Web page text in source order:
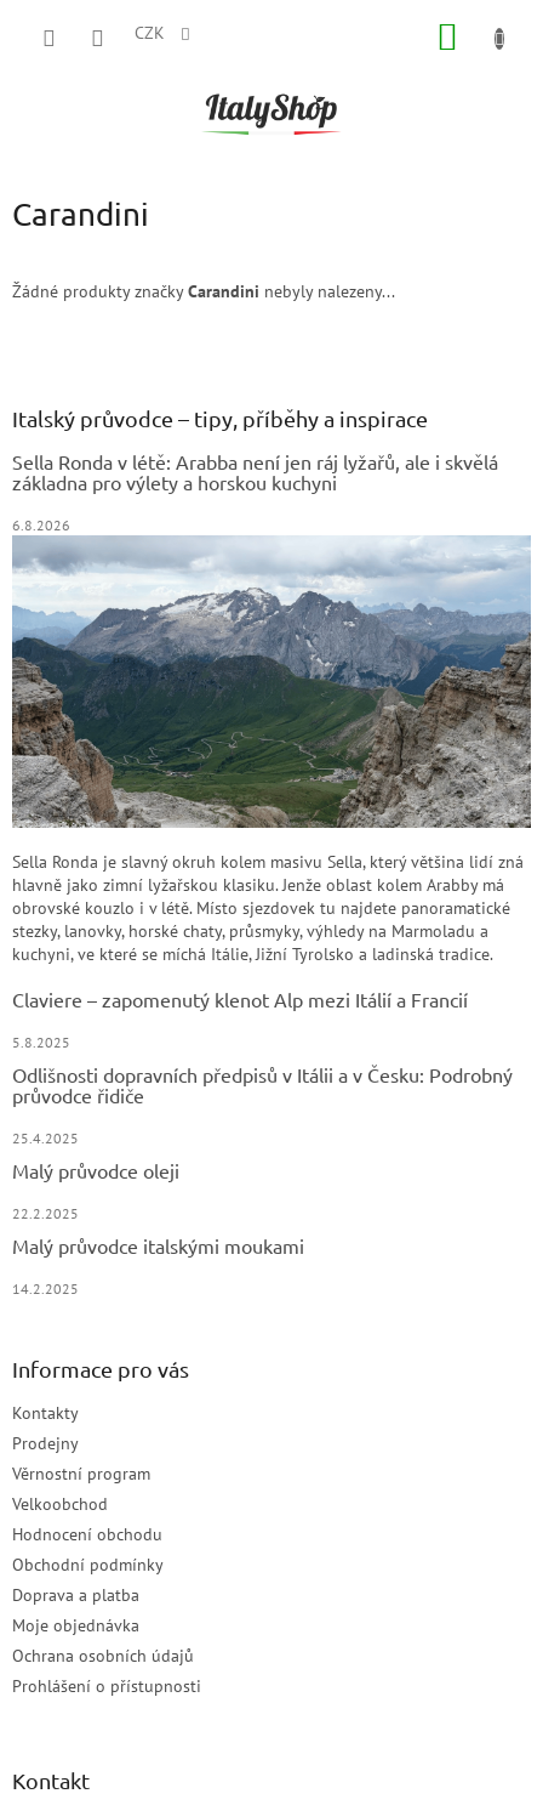
CZK
Carandini
Žádné produkty značkyCarandini nebyly nalezeny...
Italský průvodce – tipy, příběhy a inspirace
Sella Ronda v létě: Arabba není jen ráj lyžařů, ale i skvělá
základna pro výlety a horskou kuchyni
6.8.2026
Sella Ronda je slavný okruh kolem masivu Sella, který většina lidí zná
hlavně jako zimní lyžařskou klasiku. Jenže oblast kolem Arabby má
obrovské kouzlo i v létě. Místo sjezdovek tu najdete panoramatické
stezky, lanovky, horské chaty, průsmyky, výhledy na Marmoladu a
kuchyni, ve které se míchá Itálie, Jižní Tyrolsko a ladinská tradice.
Claviere – zapomenutý klenot Alp mezi Itálií a Francií
5.8.2025
Odlišnosti dopravních předpisů v Itálii a v Česku: Podrobný
průvodce řidiče
25.4.2025
Malý průvodce oleji
22.2.2025
Malý průvodce italskými moukami
14.2.2025
Informace pro vás
Kontakty
Prodejny
Věrnostní program
Velkoobchod
Hodnocení obchodu
Obchodní podmínky
Doprava a platba
Moje objednávka
Ochrana osobních údajů
Prohlášení o přístupnosti
Kontakt